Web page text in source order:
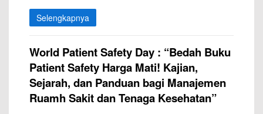
Selengkapnya
World Patient Safety Day : “Bedah Buku
Patient Safety Harga Mati! Kajian,
Sejarah, dan Panduan bagi Manajemen
Ruamh Sakit dan Tenaga Kesehatan”